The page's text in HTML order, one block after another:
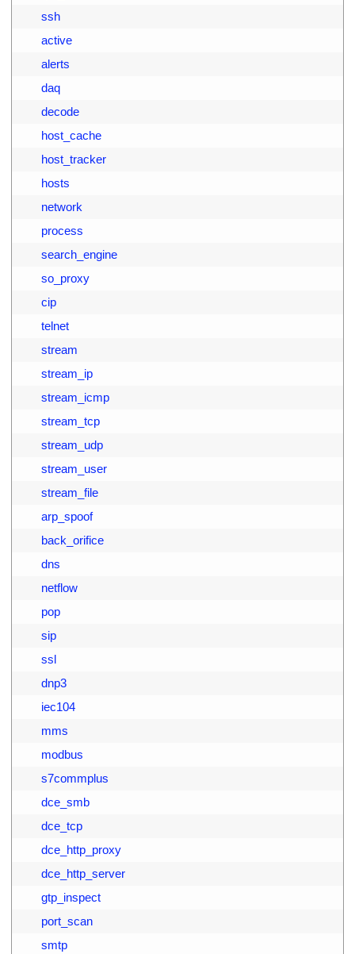
ssh
active
alerts
daq
decode
host_cache
host_tracker
hosts
network
process
search_engine
so_proxy
cip
telnet
stream
stream_ip
stream_icmp
stream_tcp
stream_udp
stream_user
stream_file
arp_spoof
back_orifice
dns
netflow
pop
sip
ssl
dnp3
iec104
mms
modbus
s7commplus
dce_smb
dce_tcp
dce_http_proxy
dce_http_server
gtp_inspect
port_scan
smtp